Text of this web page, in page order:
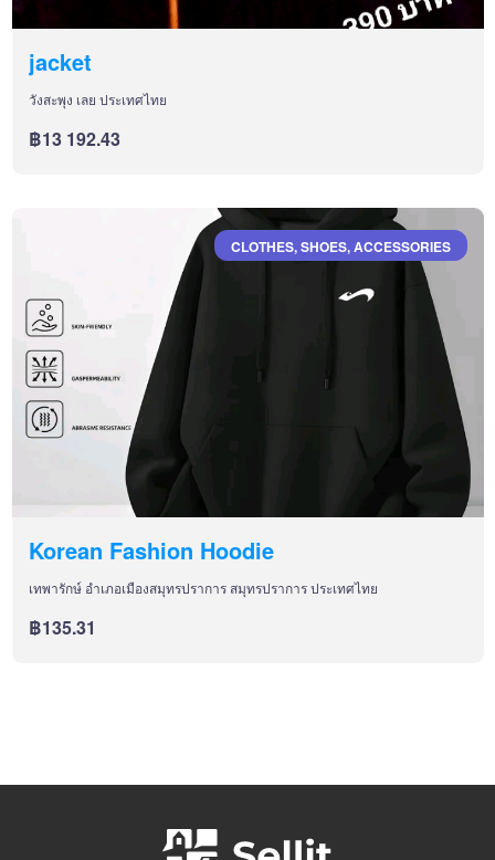
jacket
วังสะพุง เลย ประเทศไทย
฿13 192.43
CLOTHES, SHOES, ACCESSORIES
Korean Fashion Hoodie
เทพารักษ์ อำเภอเมืองสมุทรปราการ สมุทรปราการ ประเทศไทย
฿135.31